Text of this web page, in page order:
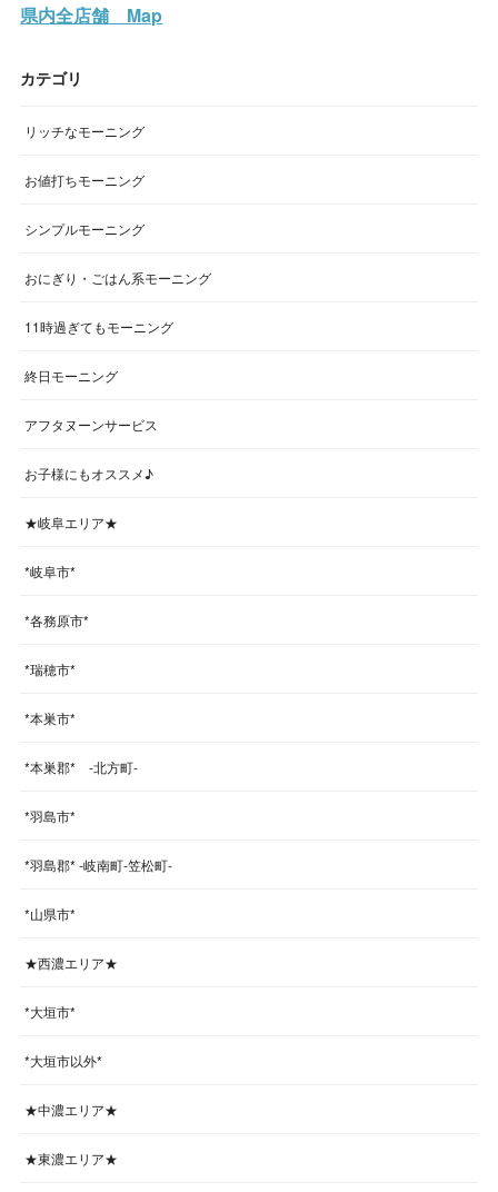
県内全店舗 Map
カテゴリ
リッチなモーニング
お値打ちモーニング
シンプルモーニング
おにぎり・ごはん系モーニング
11時過ぎてもモーニング
終日モーニング
アフタヌーンサービス
お子様にもオススメ♪
★岐阜エリア★
*岐阜市*
*各務原市*
*瑞穂市*
*本巣市*
*本巣郡* -北方町-
*羽島市*
*羽島郡* -岐南町-笠松町-
*山県市*
★西濃エリア★
*大垣市*
*大垣市以外*
★中濃エリア★
★東濃エリア★